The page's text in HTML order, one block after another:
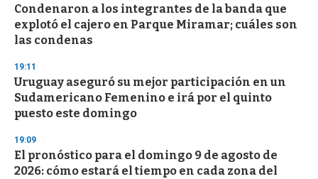
Condenaron a los integrantes de la banda que
explotó el cajero en Parque Miramar; cuáles son
las condenas
19:11
Uruguay aseguró su mejor participación en un
Sudamericano Femenino e irá por el quinto
puesto este domingo
19:09
El pronóstico para el domingo 9 de agosto de
2026: cómo estará el tiempo en cada zona del